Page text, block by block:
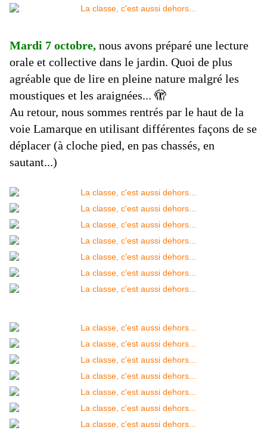
Mardi 7 octobre, nous avons préparé une lecture
orale et collective dans le jardin. Quoi de plus
agréable que de lire en pleine nature malgré les
moustiques et les araignées... 🫣
Au retour, nous sommes rentrés par le haut de la
voie Lamarque en utilisant différentes façons de se
déplacer (à cloche pied, en pas chassés, en
sautant...)